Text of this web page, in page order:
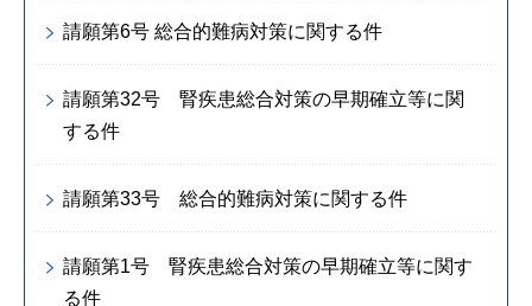
請願第6号 総合的難病対策に関する件
請願第32号 腎疾患総合対策の早期確立等に関
する件
請願第33号 総合的難病対策に関する件
請願第1号 腎疾患総合対策の早期確立等に関す
る件